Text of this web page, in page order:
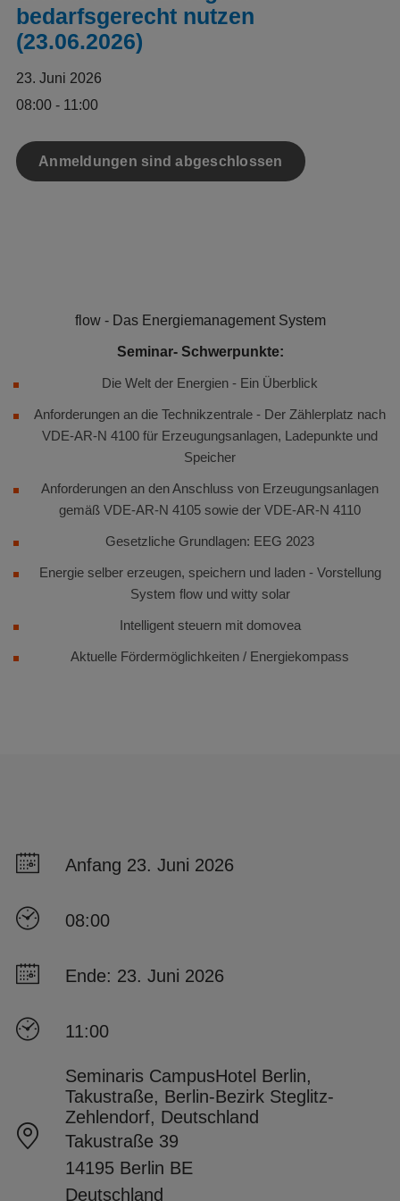
bedarfsgerecht nutzen
(23.06.2026)
23. Juni 2026
08:00 - 11:00
Anmeldungen sind abgeschlossen
flow - Das Energiemanagement System
Seminar- Schwerpunkte:
Die Welt der Energien - Ein Überblick
Anforderungen an die Technikzentrale - Der Zählerplatz nach
VDE-AR-N 4100 für Erzeugungsanlagen, Ladepunkte und
Speicher
Anforderungen an den Anschluss von Erzeugungsanlagen
gemäß VDE-AR-N 4105 sowie der VDE-AR-N 4110
Gesetzliche Grundlagen: EEG 2023
Energie selber erzeugen, speichern und laden - Vorstellung
System flow und witty solar
Intelligent steuern mit domovea
Aktuelle Fördermöglichkeiten / Energiekompass
Anfang 23. Juni 2026
08:00
Ende: 23. Juni 2026
11:00
Seminaris CampusHotel Berlin,
Takustraße, Berlin-Bezirk Steglitz-
Zehlendorf, Deutschland
Takustraße 39
14195 Berlin BE
Deutschland